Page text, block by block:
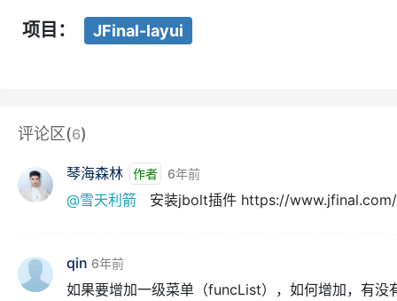
项目： JFinal-layui
评论区(6)
琴海森林 作者 6年前
@雪天利箭 安装jbolt插件 https://
qin 6年前
如果要增加一级菜单（funcList），如何增加，有没